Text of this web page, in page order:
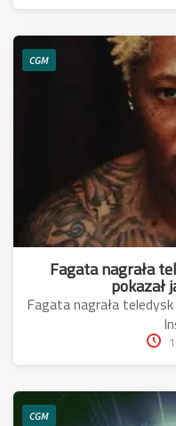
CGM
Fagata nagrała
pokazał
Fagata nagrała
CGM